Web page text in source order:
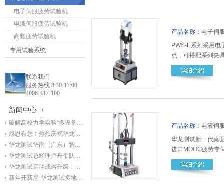
电子伺服疲劳试验机
电液伺服疲劳试验机
高频疲劳试验机
专用试验系统
联系我们
服务热线 8:30-17:00
4006-417-100
新闻中心
破解高校力学实验“多设备学习难”痛点，华龙成套方案再获名校复购
感恩有您！热烈庆祝华龙测试成立33周年!
华龙测试华南（广东）智能制造基地正式开工奠基
华龙测试总经理卢丹带队赴甘肃交科集团回访，深化基建检测领域合作
华龙测试启动战略升级，开启高质量发展新篇章
新年开新局-华龙测试多地设备交付进行时
产品名称： 电子伺服
PWS-E系列采用
点，可搭配系列夹
产品名称： 电液伺服
华龙测试新一代桌
进口MOOG疲劳专
多详情：021-